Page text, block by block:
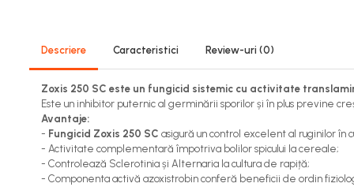
Viță de vie
Livezi
Sfeclă
Soia, Mazăre, Fasole
Legume
Insecticide
Porumb
Descriere Caracteristici Review-uri (0)
Zoxis 250 SC este un fungicid sistemic cu activitate
Este un inhibitor puternic al germinării sporilor și în plus previne
Avantaje:
- Fungicid Zoxis 250 SC asigură un control excelent al ruginilor în
- Activitate complementară împotriva bolilor spicului la cereale;
- Controlează Sclerotinia și Alternaria la cultura de rapiță;
- Componenta activă azoxistrobin conferă beneficii de ordin